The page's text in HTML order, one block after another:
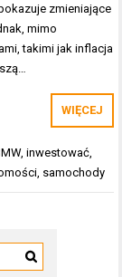
zmieniające
mimo
takimi jak inflacja
WIĘCEJ
,inwestować,
, samochody